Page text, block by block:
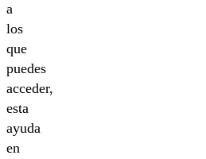
a
los
que
puedes
acceder,
esta
ayuda
en